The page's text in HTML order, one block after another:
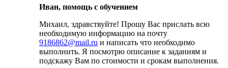
Иван, помощь с обучением
Михаил, здравствуйте! Прошу Вас прислать всю
необходимую информацию на почту
9186862@mail.ru и написать что необходимо
выполнить. Я посмотрю описание к заданиям и
подскажу Вам по стоимости и срокам выполнения.